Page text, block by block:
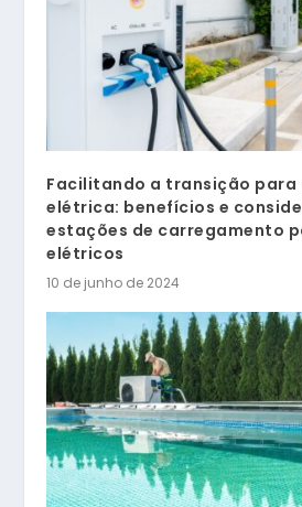
Facilitando a transição para
elétrica: benefícios e
estações de carregamento
elétricos
10 de junho de 2024